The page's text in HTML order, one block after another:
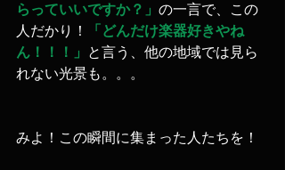
らっていいですか？」 の一言で、この
人だかり！
「どんだけ楽器好きやね
ん！！！」 と言う、他の地域では見ら
れない光景も。。。
みよ！この瞬間に集まった人たちを！